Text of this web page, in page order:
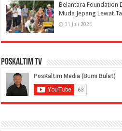
Belantara Foundation
Muda Jepang Lewat
31 Juli 2026
PosKaltim TV